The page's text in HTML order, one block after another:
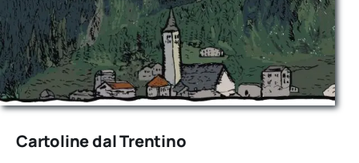
Cartoline dal Trentino